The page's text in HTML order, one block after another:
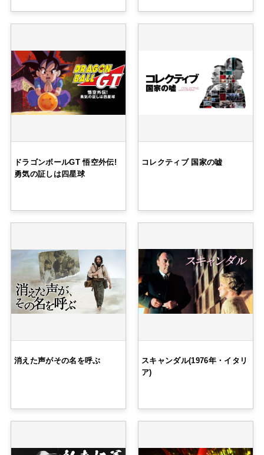
ドラゴンボールGT 悟空外伝!
勇気の証しは四星球
コレクティブ 国家の嘘
消えた声がその名を呼ぶ
スキャンダル(1976年・イタリ
ア)